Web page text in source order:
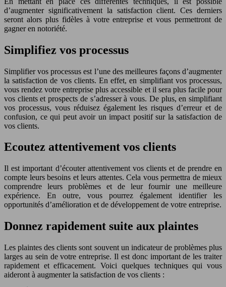
d’augmenter significativement la satisfaction client. Ces derniers
seront alors plus fidèles à votre entreprise et vous permettront de
gagner en notoriété.
Simplifiez vos processus
Simplifier vos processus est l’une des meilleures façons d’augmenter
la satisfaction de vos clients. En effet, en simplifiant vos processus,
vous rendez votre entreprise plus accessible et il sera plus facile pour
vos clients et prospects de s’adresser à vous. De plus, en simplifiant
vos processus, vous réduisez également les risques d’erreur et de
confusion, ce qui peut avoir un impact positif sur la satisfaction de
vos clients.
Ecoutez attentivement vos clients
Il est important d’écouter attentivement vos clients et de prendre en
compte leurs besoins et leurs attentes. Cela vous permettra de mieux
comprendre leurs problèmes et de leur fournir une meilleure
expérience. En outre, vous pourrez également identifier les
opportunités d’amélioration et de développement de votre entreprise.
Donnez rapidement suite aux plaintes
Les plaintes des clients sont souvent un indicateur de problèmes plus
larges au sein de votre entreprise. Il est donc important de les traiter
rapidement et efficacement. Voici quelques techniques qui vous
aideront à augmenter la satisfaction de vos clients :